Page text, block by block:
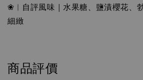
❀︱自評風味｜水果糖、鹽漬櫻花、
細緻
商品評價